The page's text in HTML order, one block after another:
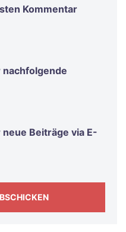
Kommentar
Beiträge via E-